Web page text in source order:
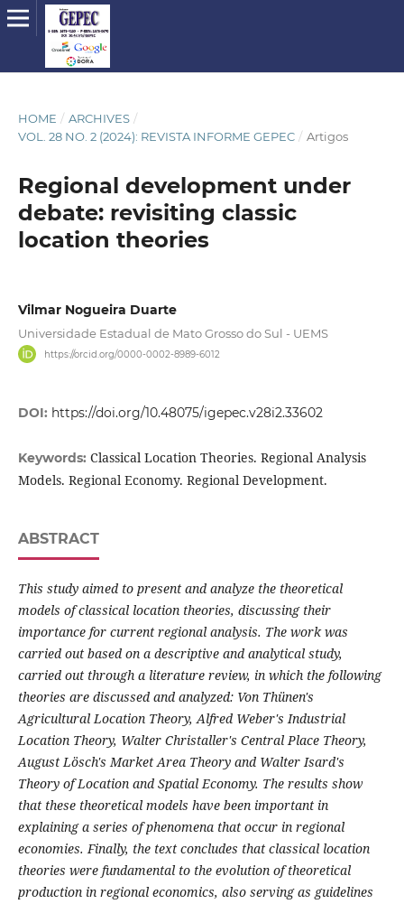
HOME / ARCHIVES /
VOL. 28 NO. 2 (2024): REVISTA INFORME GEPEC / Artigos
Regional development under
debate: revisiting classic
location theories
Vilmar Nogueira Duarte
Universidade Estadual de Mato Grosso do Sul - UEMS
https://orcid.org/0000-0002-8989-6012
DOI: https://doi.org/10.48075/igepec.v28i2.33602
Keywords: Classical Location Theories. Regional Analysis
Models. Regional Economy. Regional Development.
ABSTRACT
This study aimed to present and analyze the theoretical
models of classical location theories, discussing their
importance for current regional analysis. The work was
carried out based on a descriptive and analytical study,
carried out through a literature review, in which the following
theories are discussed and analyzed: Von Thünen's
Agricultural Location Theory, Alfred Weber's Industrial
Location Theory, Walter Christaller's Central Place Theory,
August Lösch's Market Area Theory and Walter Isard's
Theory of Location and Spatial Economy. The results show
that these theoretical models have been important in
explaining a series of phenomena that occur in regional
economies. Finally, the text concludes that classical location
theories were fundamental to the evolution of theoretical
production in regional economics, also serving as guidelines